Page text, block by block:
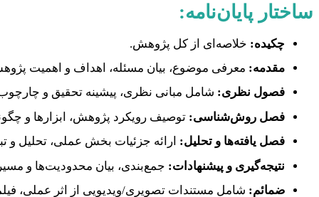
ساختار پایان‌نامه:
چکیده: خلاصه‌ای از کل پژوهش.
مقدمه: معرفی موضوع، بیان مسئله، اهداف و اهمیت
فصول نظری: شامل مبانی نظری، پیشینه تحقیق و
فصل روش‌شناسی: توصیف رویکرد پژوهش، ابزارها و
فصل یافته‌ها و تحلیل: ارائه جزئیات بخش عملی، تحلیل و
نتیجه‌گیری و پیشنهادات: جمع‌بندی، بیان محدودیت‌ها و
ضمائم: شامل مستندات تصویری/ویدیویی از اثر عملی،